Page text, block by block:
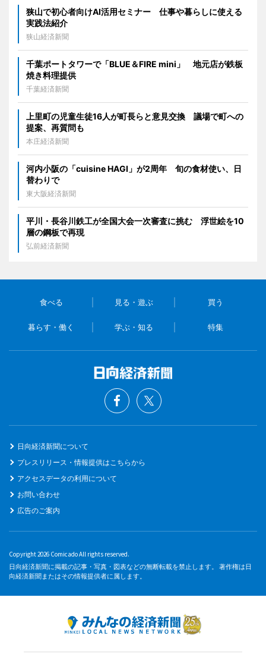
狭山で初心者向けAI活用セミナー 仕事や暮らしに使える
実践法紹介
狭山経済新聞
千葉ポートタワーで「BLUE＆FIRE mini」 地元店が鉄板
焼き料理提供
千葉経済新聞
上里町の児童生徒16人が町長らと意見交換 議場で町への
提案、再質問も
本庄経済新聞
河内小阪の「cuisine HAGI」が2周年 旬の食材使い、日
替わりで
東大阪経済新聞
平川・長谷川鉄工が全国大会一次審査に挑む 浮世絵を10
層の鋼板で再現
弘前経済新聞
食べる 見る・遊ぶ 買う
暮らす・働く 学ぶ・知る 特集
日向経済新聞について
プレスリリース・情報提供はこちらから
アクセスデータの利用について
お問い合わせ
広告のご案内
Copyright 2026 Comicado All rights reserved.
日向経済新聞に掲載の記事・写真・図表などの無断転載を禁止します。 著作権は日
向経済新聞またはその情報提供者に属します。